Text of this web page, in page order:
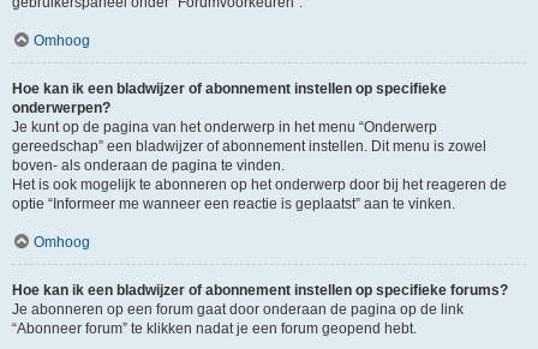
Omhoog
Hoe kan ik een bladwijzer of abonnement instellen op specifieke
onderwerpen?
Je kunt op de pagina van het onderwerp in het menu “Onderwerp
gereedschap” een bladwijzer of abonnement instellen. Dit menu is zowel
boven- als onderaan de pagina te vinden.
Het is ook mogelijk te abonneren op het onderwerp door bij het reageren de
optie “Informeer me wanneer een reactie is geplaatst” aan te vinken.
Omhoog
Hoe kan ik een bladwijzer of abonnement instellen op specifieke forums?
Je abonneren op een forum gaat door onderaan de pagina op de link
“Abonneer forum” te klikken nadat je een forum geopend hebt.